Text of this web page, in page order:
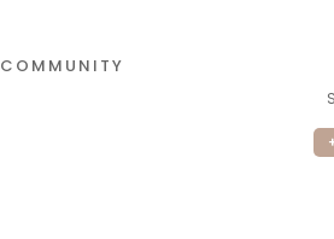
COMMUNITY